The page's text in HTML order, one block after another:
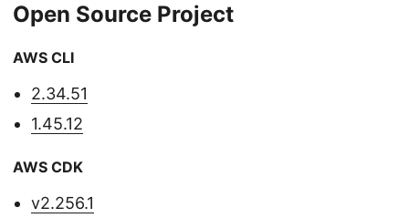
Open Source Project
AWS CLI
2.34.51
1.45.12
AWS CDK
v2.256.1